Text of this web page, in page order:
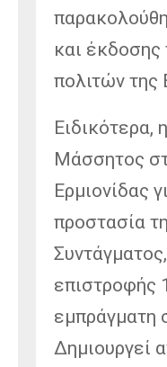
και έκδοσης
πολιτών της
Ειδικότερα,
Μάσσητος
Ερμιονίδας
προστασία
επιστροφής
εμπράγματη
Δημιουργεί